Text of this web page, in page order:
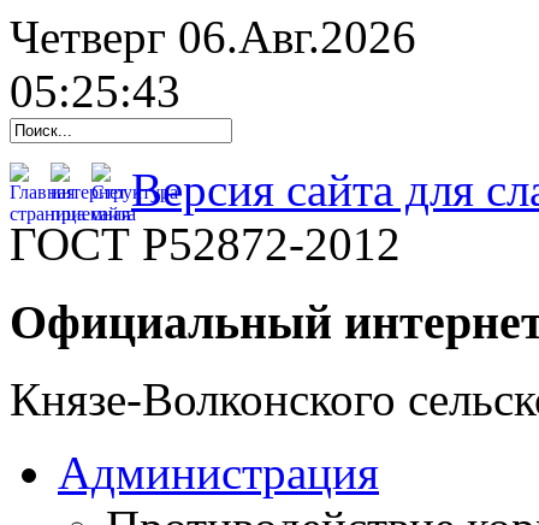
Четверг 06.Авг.2026
05:25:44
Версия сайта для
ГОСТ Р52872-2012
Официальный
Князе-Волконского
Администрация